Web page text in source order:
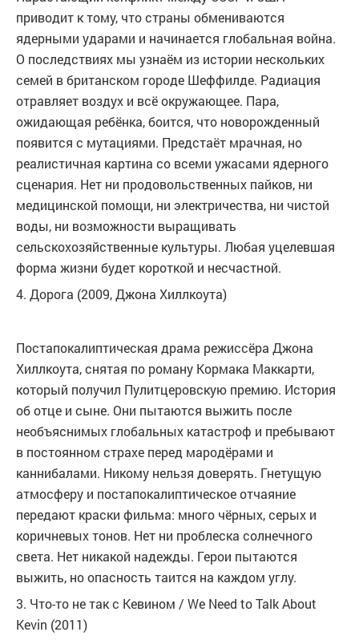
приводит к тому, что страны обмениваются
ядерными ударами и начинается глобальная война.
О последствиях мы узнаём из истории нескольких
семей в британском городе Шеффилде. Радиация
отравляет воздух и всё окружающее. Пара,
ожидающая ребёнка, боится, что новорожденный
появится с мутациями. Предстаёт мрачная, но
реалистичная картина со всеми ужасами ядерного
сценария. Нет ни продовольственных пайков, ни
медицинской помощи, ни электричества, ни чистой
воды, ни возможности выращивать
сельскохозяйственные культуры. Любая уцелевшая
форма жизни будет короткой и несчастной.
4. Дорога (2009, Джона Хиллкоута)
Постапокалиптическая драма режиссёра Джона
Хиллкоута, снятая по роману Кормака Маккарти,
который получил Пулитцеровскую премию. История
об отце и сыне. Они пытаются выжить после
необъяснимых глобальных катастроф и пребывают
в постоянном страхе перед мародёрами и
каннибалами. Никому нельзя доверять. Гнетущую
атмосферу и постапокалиптическое отчаяние
передают краски фильма: много чёрных, серых и
коричневых тонов. Нет ни проблеска солнечного
света. Нет никакой надежды. Герои пытаются
выжить, но опасность таится на каждом углу.
3. Что-то не так с Кевином / We Need to Talk About
Kevin (2011)